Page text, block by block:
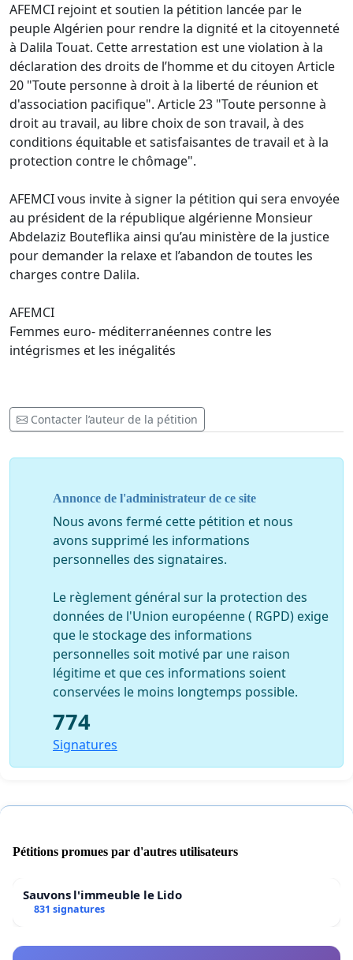
AFEMCI rejoint et soutien la pétition lancée par le
peuple Algérien pour rendre la dignité et la citoyenneté
à Dalila Touat. Cette arrestation est une violation à la
déclaration des droits de l’homme et du citoyen Article
20 "Toute personne à droit à la liberté de réunion et
d'association pacifique". Article 23 "Toute personne à
droit au travail, au libre choix de son travail, à des
conditions équitable et satisfaisantes de travail et à la
protection contre le chômage".
AFEMCI vous invite à signer la pétition qui sera envoyée
au président de la république algérienne Monsieur
Abdelaziz Bouteflika ainsi qu’au ministère de la justice
pour demander la relaxe et l’abandon de toutes les
charges contre Dalila.
AFEMCI
Femmes euro- méditerranéennes contre les
intégrismes et les inégalités
Contacter l’auteur de la pétition
Annonce de l'administrateur de ce site
Nous avons fermé cette pétition et nous
avons supprimé les informations
personnelles des signataires.
Le règlement général sur la protection des
données de l'Union européenne ( RGPD) exige
que le stockage des informations
personnelles soit motivé par une raison
légitime et que ces informations soient
conservées le moins longtemps possible.
774
Signatures
Pétitions promues par d'autres utilisateurs
Sauvons l'immeuble le Lido
831 signatures